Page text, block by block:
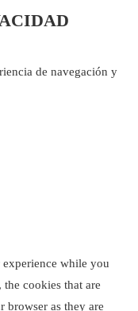
de navegación y
while you
cookies that are
browser as they are